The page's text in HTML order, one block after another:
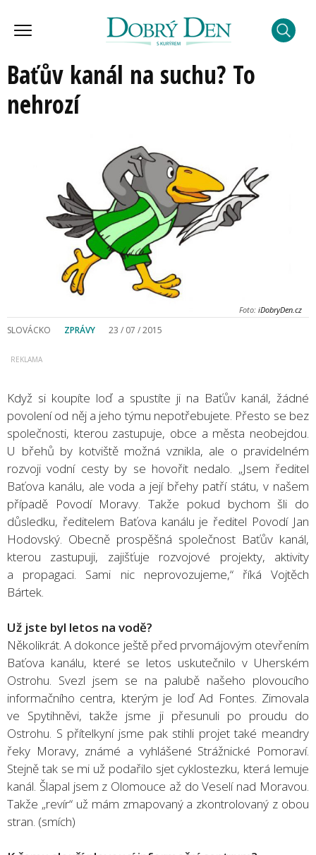
Baťův kanál na suchu? To
nehrozí
Foto: iDobryDen.cz
SLOVÁCKO ZPRÁVY 23 / 07 / 2015
Když si koupíte loď a spustíte ji na Baťův kanál, žádné
povolení od něj a jeho týmu nepotřebujete. Přesto se bez
společnosti, kterou zastupuje, obce a města neobejdou.
U břehů by kotviště možná vznikla, ale o pravidelném
rozvoji vodní cesty by se hovořit nedalo. „Jsem ředitel
Baťova kanálu, ale voda a její břehy patří státu, v našem
případě Povodí Moravy. Takže pokud bychom šli do
důsledku, ředitelem Baťova kanálu je ředitel Povodí Jan
Hodovský. Obecně prospěšná společnost Baťův kanál,
kterou zastupuji, zajišťuje rozvojové projekty, aktivity
a propagaci. Sami nic neprovozujeme,“ říká Vojtěch
Bártek.
Už jste byl letos na vodě?
Několikrát. A dokonce ještě před prvomájovým otevřením
Baťova kanálu, které se letos uskutečnilo v Uherském
Ostrohu. Svezl jsem se na palubě našeho plovoucího
informačního centra, kterým je loď Ad Fontes. Zimovala
ve Spytihněvi, takže jsme ji přesunuli po proudu do
Ostrohu. S přítelkyní jsme pak stihli projet také meandry
řeky Moravy, známé a vyhlášené Strážnické Pomoraví.
Stejně tak se mi už podařilo sjet cyklostezku, která lemuje
kanál. Šlapal jsem z Olomouce až do Veselí nad Moravou.
Takže „revír“ už mám zmapovaný a zkontrolovaný z obou
stran. (smích)